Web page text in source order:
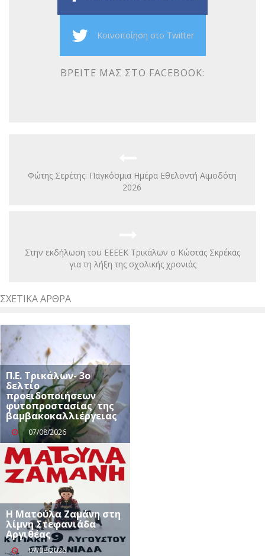
Κοινοποίηση στο Twitter
ΒΡΕΊΤΕ ΜΑΣ ΣΤΟ FACEBOOK:
Φώτης Σερέτης: Παγκόσμια Ημέρα Εθελοντή Αιμοδότη
2026
Στην εκδήλωση του ΕΕΕΕΚ Τρικάλων ο Κώστας Σκρέκας
για τη λήξη της σχολικής χρονιάς
ΣΧΕΤΙΚΆ ΆΡΘΡΑ
Π.Ε. Τρικάλων- 3ο
δελτίο
προειδοποιήσεων
φυτοπροστασίας της
βαμβακοκαλλιέργειας
07/08/2026
Η Ματούλα Ζαμάνη στη
λίμνη Στεφανιάδα
Αργιθέας
07/08/2026